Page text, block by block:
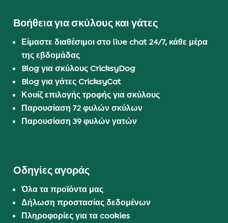
Βοήθεια για σκύλους και γάτες
Είμαστε διαθέσιμοι στο live chat 24/7, κάθε μέρα
της εβδομάδας
Blog για σκύλους CricksyDog
Blog για γάτες CricksyCat
Κουίζ επιλογής τροφής για σκύλους
Παρουσίαση 72 φυλών σκύλων
Παρουσίαση 39 φυλών γατών
Οδηγίες αγοράς
Όλα τα προϊόντα μας
Δήλωση προστασίας δεδομένων
Πληροφορίες για τα cookies